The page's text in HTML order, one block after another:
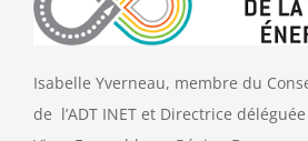
Isabelle Yverneau, membre du
de l’ADT INET et Directrice